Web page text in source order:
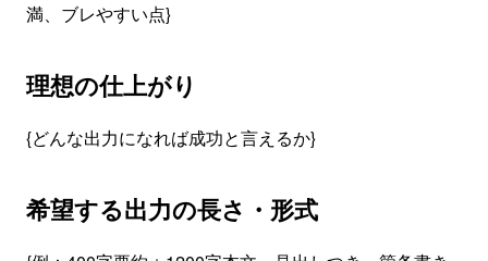
満、ブレやすい点}
理想の仕上がり
{どんな出力になれば成功と言えるか}
希望する出力の長さ・形式